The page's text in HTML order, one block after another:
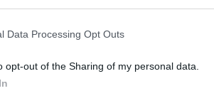
Data Processing Opt Outs
opt-out of the Sharing of my personal data.
e quando scappò
peripezie burocratiche e il
di giudizio, Calabresi ha